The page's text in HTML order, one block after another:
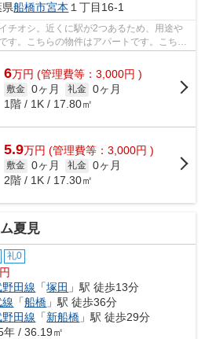
県船橋市宮本 １丁目16-1
チオシ。近くに駅が2つあるため、用途や
す。こちらの物件はアパートです。こちら
支払い...
6万円 (管理費等：3,000円 )
敷金 0ヶ月 礼金 0ヶ月
1階 / 1K / 17.80㎡
5.9万円 (管理費等：3,000円 )
敷金 0ヶ月 礼金 0ヶ月
2階 / 1K / 17.30㎡
夏見
礼0
田線 「塚田 」駅 徒歩13分
「船橋 」駅 徒歩36分
田線 「新船橋 」駅 徒歩29分
年 / 36.19㎡